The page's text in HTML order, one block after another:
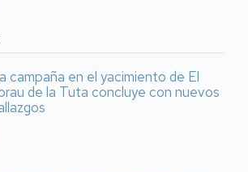
campaña en el yacimiento de El
de la Tuta concluye con nuevos